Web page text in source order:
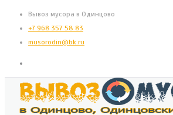
Вывоз мусора в Одинцово
+7 968 357 58 83
musorodin@bk.ru